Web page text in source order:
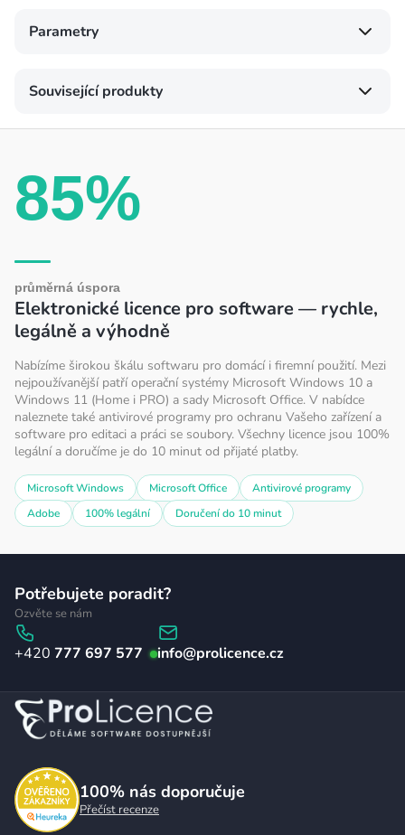
Parametry
Související produkty
85%
průměrná úspora
Elektronické licence pro software — rychle,
legálně a výhodně
Nabízíme širokou škálu softwaru pro domácí i firemní použití. Mezi
nejpoužívanější patří operační systémy Microsoft Windows 10 a
Windows 11 (Home i PRO) a sady Microsoft Office. V nabídce
naleznete také antivirové programy pro ochranu Vašeho zařízení a
software pro editaci a práci se soubory. Všechny licence jsou 100%
legální a doručíme je do 10 minut od přijaté platby.
Microsoft Windows Microsoft Office
Antivirové programy
Adobe
100% legální Doručení do 10 minut
t
100% nás doporučuje
Přečíst recenze
Potřebujete poradit?
Ozvěte se nám
777 697 577 info@prolicence.cz